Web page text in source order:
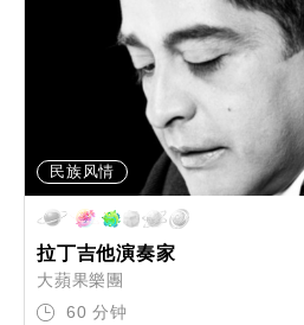
民族风情
拉丁吉他演奏家
大蘋果樂團
60 分钟